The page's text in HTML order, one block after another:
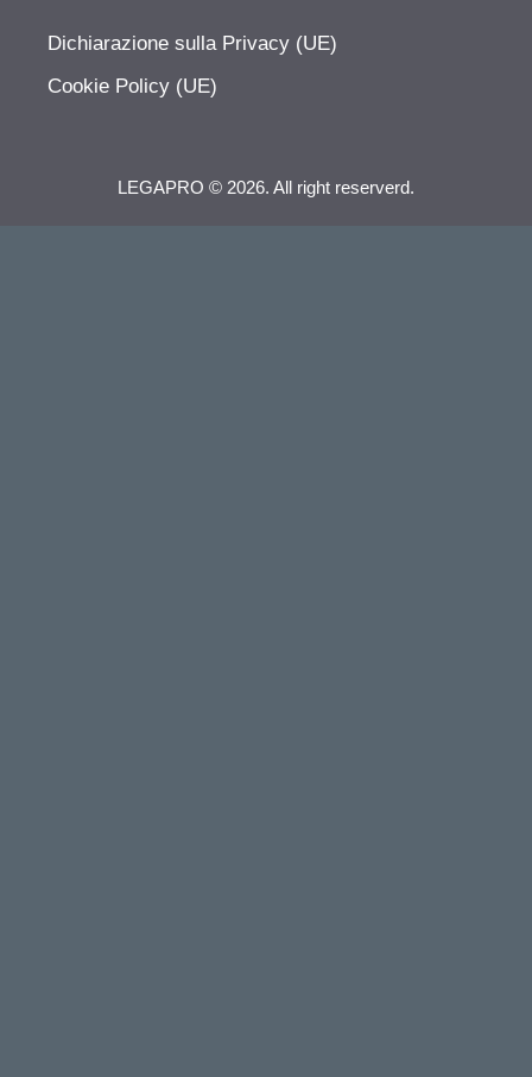
Dichiarazione sulla Privacy (UE)
Cookie Policy (UE)
LEGAPRO © 2026. All right reserverd.